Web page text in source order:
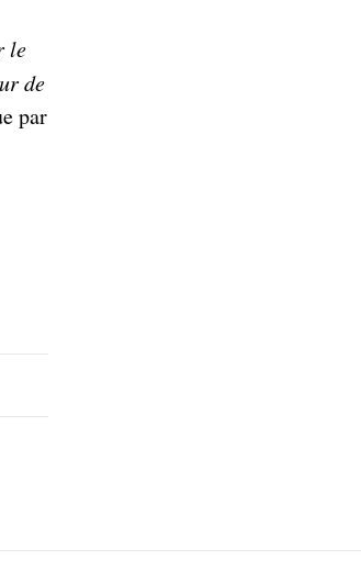
le
de
par